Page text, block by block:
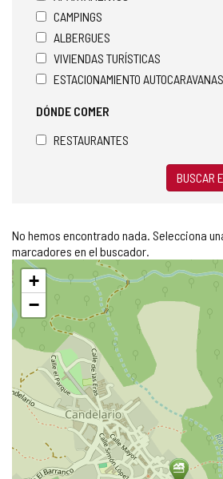
CAMPINGS
ALBERGUES
VIVIENDAS TURÍSTICAS
ESTACIONAMIENTO AUTOCARAVANAS
DÓNDE COMER
RESTAURANTES
BUSCAR
No hemos encontrado nada. Selecciona
marcadores en el buscador.
Saltar
mapa
+
−